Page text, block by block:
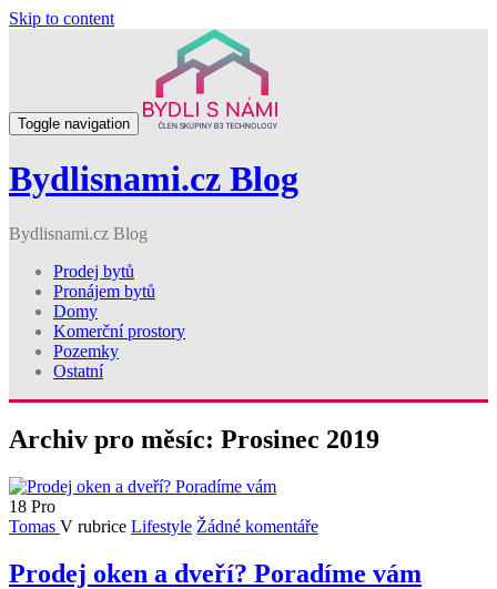
Skip to content
Toggle navigation
Bydlisnami.cz Blog
Bydlisnami.cz Blog
Prodej bytů
Pronájem bytů
Domy
Komerční prostory
Pozemky
Ostatní
Archiv pro měsíc: Prosinec 2019
18 Pro
Tomas V rubrice Lifestyle Žádné komentáře
Prodej oken a dveří? Poradíme vám